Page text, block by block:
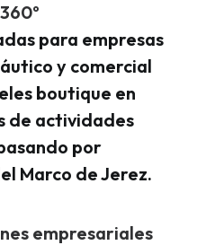
para empresas
y comercial
boutique en
de actividades
por
Marco de Jerez.
empresariales